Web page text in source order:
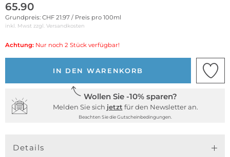
65.90
Grundpreis: CHF 21.97 / Preis pro 100ml
inkl. Mwst zzgl. Versandkosten
Achtung: Nur noch 2 Stück verfügbar!
IN DEN WARENKORB
Wollen Sie -10% sparen?
Melden Sie sich jetzt für den Newsletter an.
Beachten Sie die Gutscheinbedingungen.
Details